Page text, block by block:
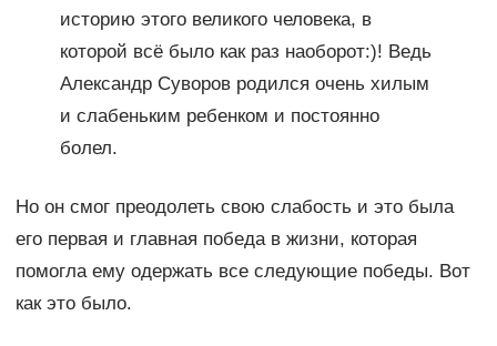
историю этого великого человека, в
которой всё было как раз наоборот:)! Ведь
Александр Суворов родился очень хилым
и слабеньким ребенком и постоянно
болел.
Но он смог преодолеть свою слабость и это была
его первая и главная победа в жизни, которая
помогла ему одержать все следующие победы. Вот
как это было.